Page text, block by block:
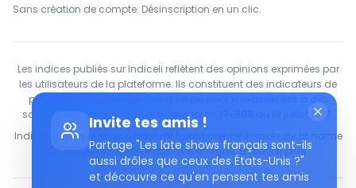
Invite tes amis !
Partage "Les late shows français sont-ils
aussi drôles que ceux des États-Unis ?"
et découvre ce qu'en pensent tes amis
Sans création de compte. Désinscription en un clic.
Les indices publiés sur Indiceli reflètent des opinions exprimées par
les utilisateurs de la plateforme. Ils constituent des indicateurs de
perception et de tendances et ne peuvent être assimilés à des
sondages d'opinion au sens de la loi n° 77-808 du 19 juillet 1977.
Indiceli applique les principes de transparence inspirés de la norme
NF ISO 20488 relative aux avis en ligne.En savoir plus